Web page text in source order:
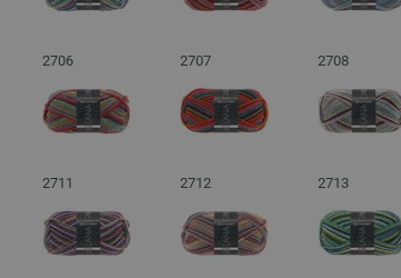
2706 2707 2708
2711 2712 2713